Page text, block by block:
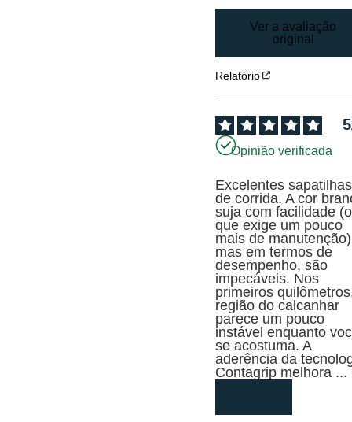
Ver a avaliação
original
Relatório
5
Opinião verificada
Excelentes sapatilhas
de corrida. A cor
suja com facilidade (o
que exige um pouco
mais de
mas em termos de
desempenho, são
impecáveis. Nos
primeiros
região do calcanhar
parece um pouco
instável enquanto
se acostuma. A
aderência da
Contagrip melhora ...